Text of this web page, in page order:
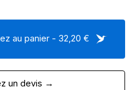
au panier - 32,20 €
un devis →